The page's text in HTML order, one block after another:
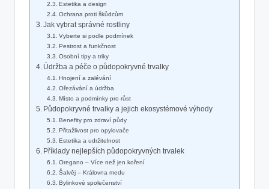
Estetika a design
Ochrana proti škůdcům
Jak vybrat správné rostliny
Vyberte si podle podmínek
Pestrost a funkčnost
Osobní tipy a triky
Údržba a péče o půdopokryvné trvalky
Hnojení a zalévání
Ořezávání a údržba
Místo a podmínky pro růst
Půdopokryvné trvalky a jejich ekosystémové výhody
Benefity pro zdraví půdy
Přitažlivost pro opylovače
Estetika a udržitelnost
Příklady nejlepších půdopokryvných trvalek
Oregano – Více než jen koření
Šalvěj – Královna medu
Bylinkové společenství